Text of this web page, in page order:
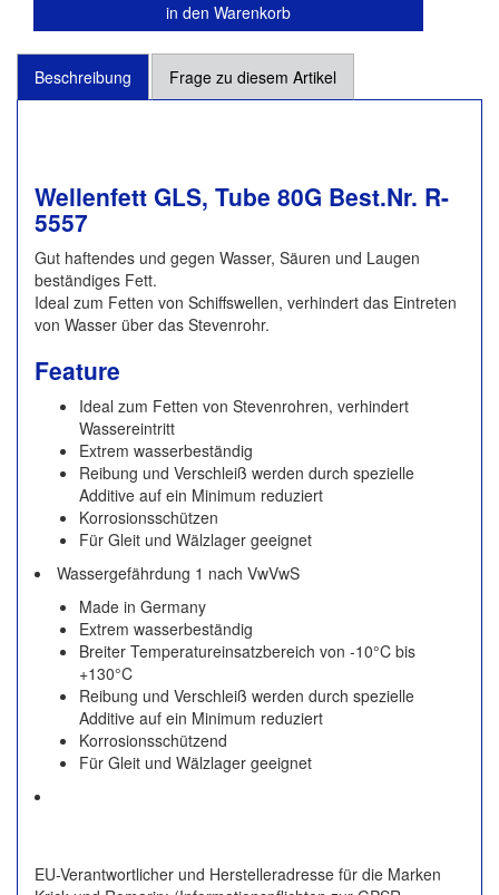
in den Warenkorb
Beschreibung Frage zu diesem Artikel
Wellenfett GLS, Tube 80G Best.Nr. R-
5557
Gut haftendes und gegen Wasser, Säuren und Laugen
beständiges Fett.
Ideal zum Fetten von Schiffswellen, verhindert das Eintreten
von Wasser über das Stevenrohr.
Feature
Ideal zum Fetten von Stevenrohren, verhindert
Wassereintritt
Extrem wasserbeständig
Reibung und Verschleiß werden durch spezielle
Additive auf ein Minimum reduziert
Korrosionsschützen
Für Gleit und Wälzlager geeignet
Wassergefährdung 1 nach VwVwS
Made in Germany
Extrem wasserbeständig
Breiter Temperatureinsatzbereich von -10°C bis
+130°C
Reibung und Verschleiß werden durch spezielle
Additive auf ein Minimum reduziert
Korrosionsschützend
Für Gleit und Wälzlager geeignet
EU-Verantwortlicher und Herstelleradresse für die Marken